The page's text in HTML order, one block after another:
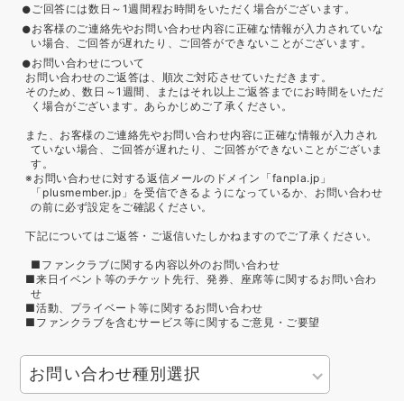
ご回答には数日～1週間程お時間をいただく場合がございます。
お客様のご連絡先やお問い合わせ内容に正確な情報が入力されていな
い場合、ご回答が遅れたり、ご回答ができないことがございます。
お問い合わせについて
お問い合わせのご返答は、順次ご対応させていただきます。
そのため、数日～1週間、またはそれ以上ご返答までにお時間をいただ
く場合がございます。あらかじめご了承ください。
また、お客様のご連絡先やお問い合わせ内容に正確な情報が入力され
ていない場合、ご回答が遅れたり、ご回答ができないことがございま
す。
※お問い合わせに対する返信メールのドメイン「fanpla.jp」
「plusmember.jp」を受信できるようになっているか、お問い合わせ
の前に必ず設定をご確認ください。
下記についてはご返答・ご返信いたしかねますのでご了承ください。
■ファンクラブに関する内容以外のお問い合わせ
■来日イベント等のチケット先行、発券、座席等に関するお問い合わ
せ
■活動、プライベート等に関するお問い合わせ
■ファンクラブを含むサービス等に関するご意見・ご要望